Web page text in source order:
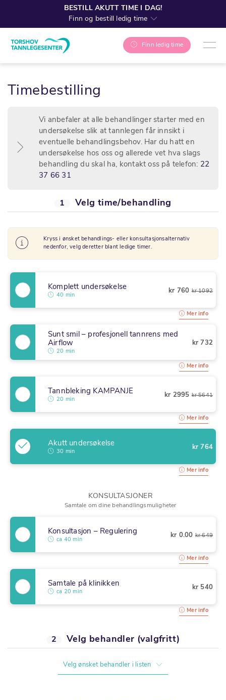
BESTILL AKUTT TIME I DAG!
Finn og bestill ledig time
Finn ledig time
Timebestilling
Vi anbefaler at alle behandlinger starter med en
undersøkelse slik at tannlegen får innsikt i
eventuelle behandlingsbehov. Har du hatt en
undersøkelse hos oss og allerede vet hva slags
behandling du skal ha, kontakt oss på telefon: 22
37 66 31
1 Velg time/behandling
Kryss i ønsket behandlings- eller konsultasjonsalternativ
nedenfor, velg deretter blant ledige timer.
Komplett undersøkelse
40 min
kr 760kr 1092
Mer info
Sunt smil – profesjonell tannrens med
Airflow
20 min
kr 732
Mer info
Tannbleking KAMPANJE
20 min
kr 2995kr 5641
Mer info
Akutt undersøkelse
30 min
kr 764
Mer info
KONSULTASJONER
Samtale om dine behandlingsmuligheter
Konsultasjon – Regulering
ca 40 min
kr 0.00kr 649
Mer info
Samtale på klinikken
ca 20 min
kr 540
Mer info
2 Velg behandler (valgfritt)
Velg ønsket behandler i listen